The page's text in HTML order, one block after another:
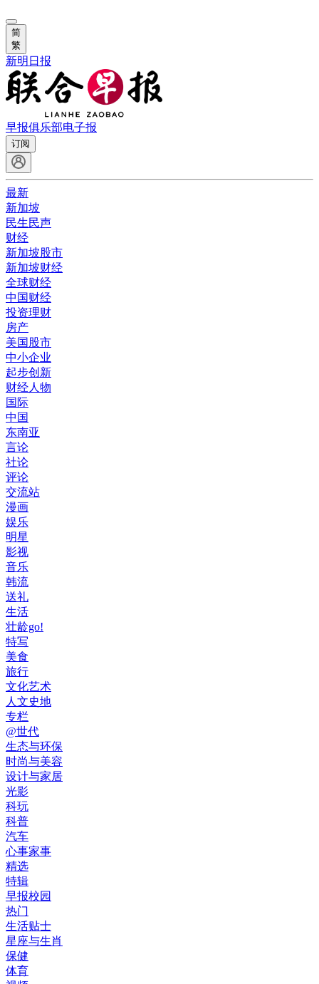
简
繁
新明日报
早报俱乐部电子报
订阅
最新
新加坡
民生民声
财经
新加坡股市
新加坡财经
全球财经
中国财经
投资理财
房产
美国股市
中小企业
起步创新
财经人物
国际
中国
东南亚
言论
社论
评论
交流站
漫画
娱乐
明星
影视
音乐
韩流
送礼
生活
壮龄go!
特写
美食
旅行
文化艺术
人文史地
专栏
@世代
生态与环保
时尚与美容
设计与家居
光影
科玩
科普
汽车
心事家事
精选
特辑
早报校园
热门
生活贴士
星座与生肖
保健
体育